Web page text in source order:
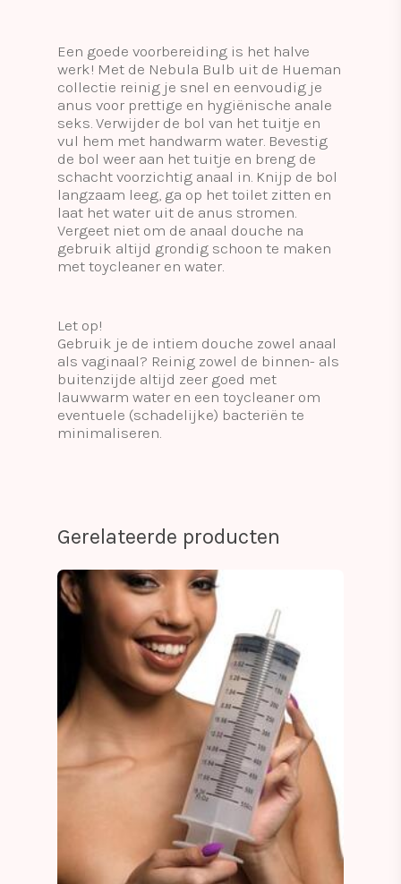
Een goede voorbereiding is het halve
werk! Met de Nebula Bulb uit de Hueman
collectie reinig je snel en eenvoudig je
anus voor prettige en hygiënische anale
seks. Verwijder de bol van het tuitje en
vul hem met handwarm water. Bevestig
de bol weer aan het tuitje en breng de
schacht voorzichtig anaal in. Knijp de bol
langzaam leeg, ga op het toilet zitten en
laat het water uit de anus stromen.
Vergeet niet om de anaal douche na
gebruik altijd grondig schoon te maken
met toycleaner en water.
Let op!
Gebruik je de intiem douche zowel anaal
als vaginaal? Reinig zowel de binnen- als
buitenzijde altijd zeer goed met
lauwwarm water en een toycleaner om
eventuele (schadelijke) bacteriën te
minimaliseren.
Gerelateerde producten